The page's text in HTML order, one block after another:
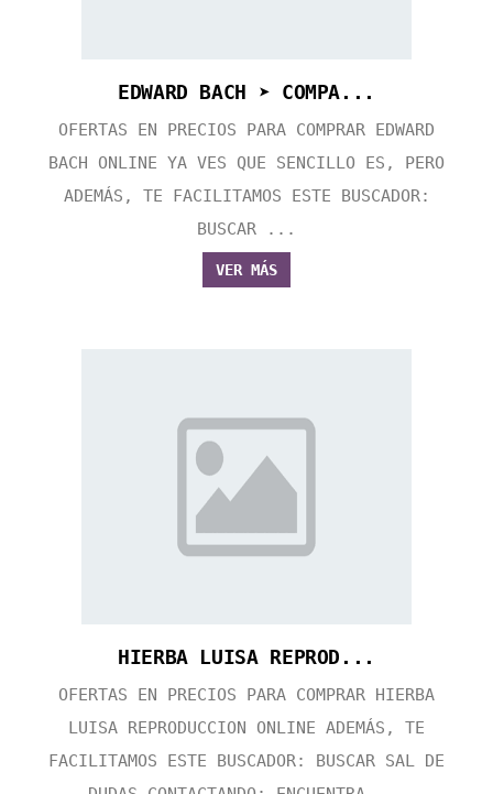
EDWARD BACH ➤ COMPA...
OFERTAS EN PRECIOS PARA COMPRAR EDWARD
BACH ONLINE YA VES QUE SENCILLO ES, PERO
ADEMÁS, TE FACILITAMOS ESTE BUSCADOR:
BUSCAR ...
VER MÁS
HIERBA LUISA REPROD...
OFERTAS EN PRECIOS PARA COMPRAR HIERBA
LUISA REPRODUCCION ONLINE ADEMÁS, TE
FACILITAMOS ESTE BUSCADOR: BUSCAR SAL DE